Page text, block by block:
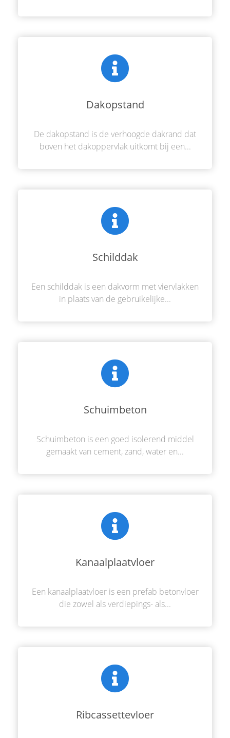
Dakopstand
De dakopstand is de verhoogde dakrand dat
boven het dakoppervlak uitkomt bij een...
Schilddak
Een schilddak is een dakvorm met viervlakken
in plaats van de gebruikelijke...
Schuimbeton
Schuimbeton is een goed isolerend middel
gemaakt van cement, zand, water en...
Kanaalplaatvloer
Een kanaalplaatvloer is een prefab betonvloer
die zowel als verdiepings- als...
Ribcassettevloer